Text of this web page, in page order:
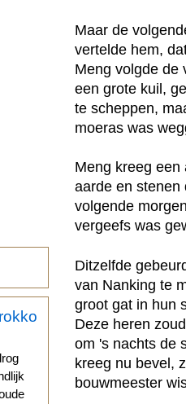
Maar de
vertelde hem,
Meng volgde de
een grote kuil,
te scheppen,
moeras was
Meng kreeg
aarde en stenen
volgende
vergeefs was
Ditzelfde
van Nanking te
groot gat in hun
Deze heren
om 's nachts de
kreeg nu bevel,
bouwmeester